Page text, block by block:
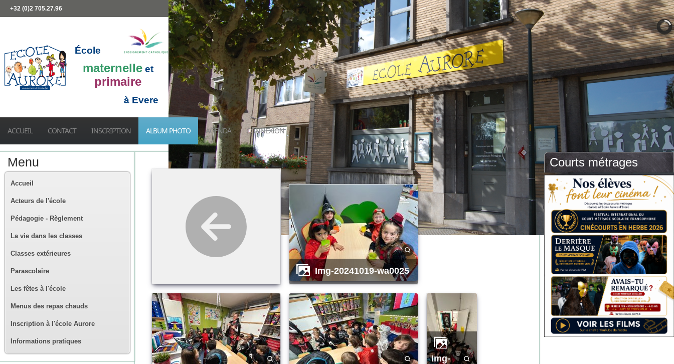
+32 (0)2 705.27.96
École
maternelle et
primaire
à Evere
ACCUEIL CONTACT INSCRIPTION ALBUM PHOTO AGENDA CONNEXION
Menu
Accueil
Acteurs de l'école
Pédagogie - Règlement
La vie dans les classes
Classes extérieures
Parascolaire
Les fêtes à l'école
Menus des repas chauds
Inscription à l'école Aurore
Informations pratiques
img-20241019-wa0025
img-
Courts métrages